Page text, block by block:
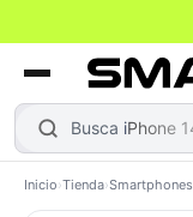
Busca iPhone
Inicio›Tienda›Smartphones